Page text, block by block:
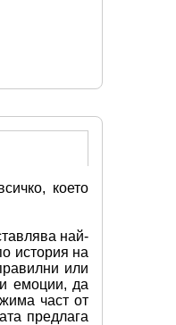
което
най-
история на
или
емоции, да
част от
предлага